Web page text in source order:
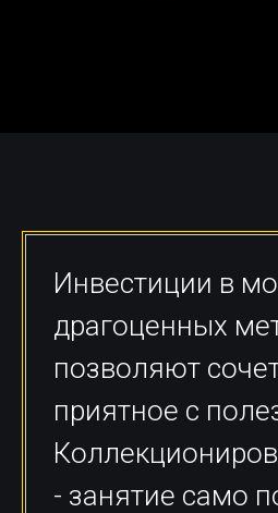
Инвестиции в
драгоценных
позволяют
приятное с
- занятие само